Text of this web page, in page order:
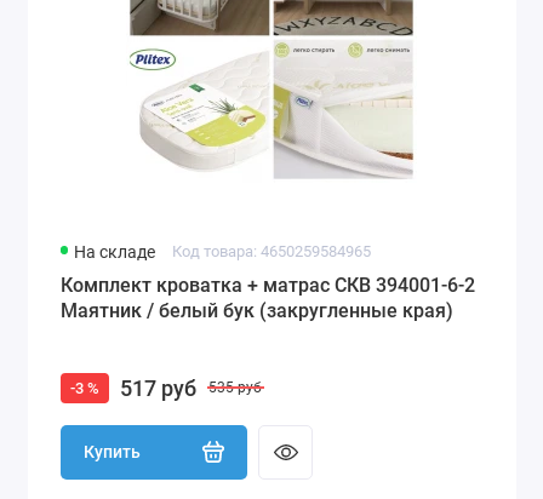
На складе Код товара: 4650259584965
Комплект кроватка + матрас СКВ 394001-6-2
Маятник / белый бук (закругленные края)
-3 % 517 руб 535 руб
Купить